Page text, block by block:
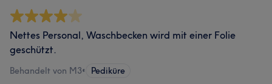
Nettes Personal, Waschbecken wird mit einer Folie
geschützt.
Behandelt von M3• Pediküre